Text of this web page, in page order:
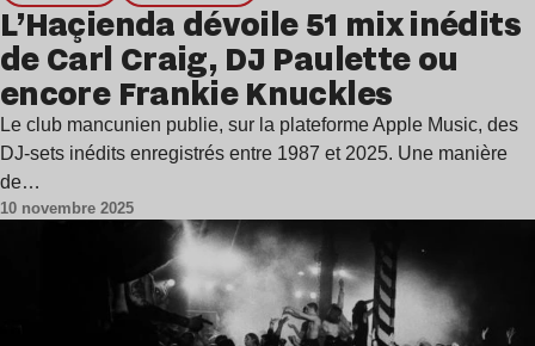
L’Haçienda dévoile 51 mix inédits
de Carl Craig, DJ Paulette ou
encore Frankie Knuckles
Le club mancunien publie, sur la plateforme Apple Music, des
DJ-sets inédits enregistrés entre 1987 et 2025. Une manière
de…
10 novembre 2025